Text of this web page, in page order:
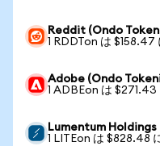
Reddit (Ondo
1 RDDTon は $158.47
Adobe (Ondo
1 ADBEon は $271.43
Lumentum Holdings
1 LITEon は $828.48